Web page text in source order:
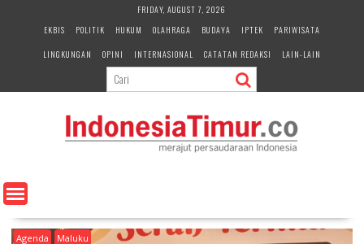
e
n
FRIDAY, AUGUST 7, 2026
EKBIS
POLITIK HUKUM OLAHRAGA BUDAYA IPTEK
PARIWISATA
LINGKUNGAN
OPINI INTERNASIONAL CATATAN REDAKSI LAIN-LAIN
Agenda Maluku